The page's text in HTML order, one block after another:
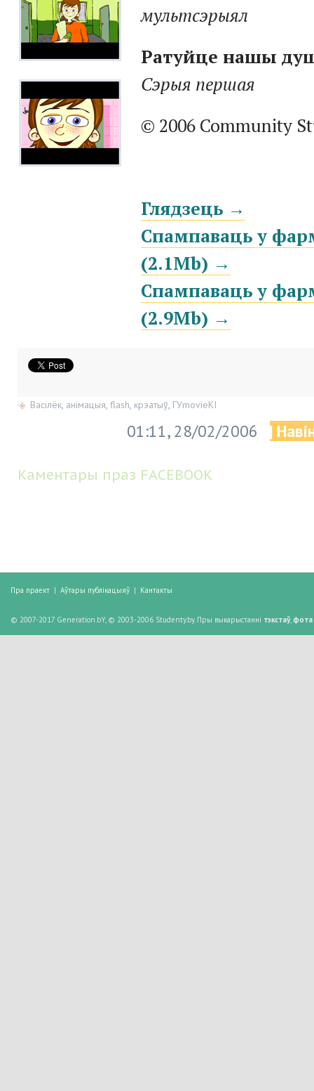
мультсэрыял
Ратуйце нашы
Сэрыя першая
© 2006 Community
Глядзець →
Спампаваць у
(2.1Mb) →
Спампаваць у
(2.9Mb) →
Васілёк анімацыя flash крэатыў ГУmovieКІ
01:11, 28/02/2006 |
Каментары праз FACEBOOK
Пра праект | Аўтары публікацыяў | Кантакты
© 2007-2017 Generation.bY, © 2003-2006 Studenty.by. Пры выкарыстанні тэкстаў, фота